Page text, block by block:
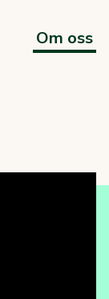
Om oss